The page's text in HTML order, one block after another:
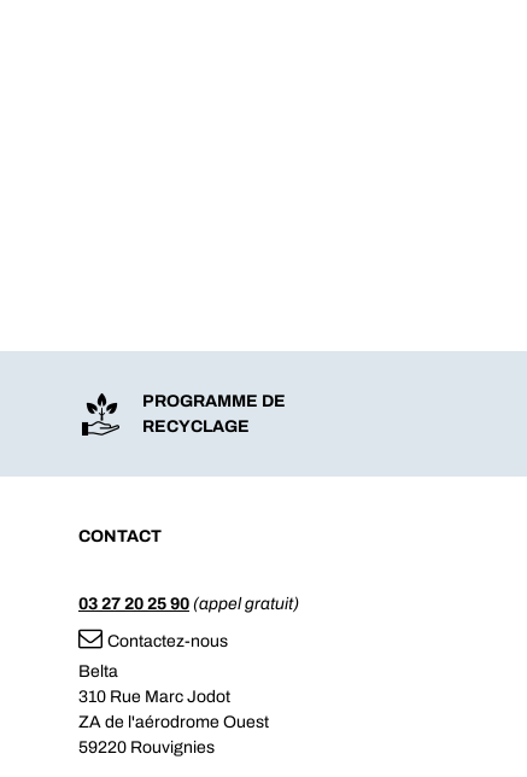
PROGRAMME DE
RECYCLAGE
CONTACT
03 27 20 25 90 (appel gratuit)
Contactez-nous
Belta
310 Rue Marc Jodot
ZA de l'aérodrome Ouest
59220 Rouvignies